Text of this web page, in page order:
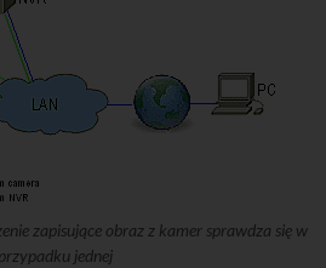
zapisujące obraz z kamer sprawdza się w
przypadku jednej